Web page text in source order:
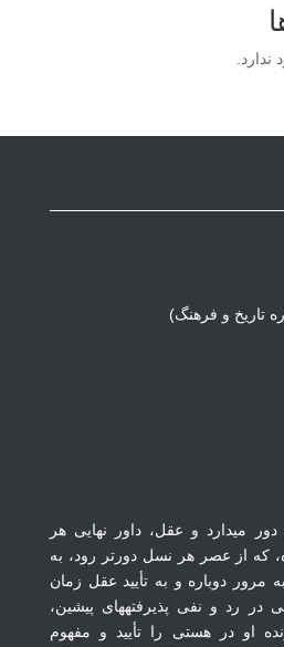
تاریخ و فرهنگ)
می‏دارد و عقل، داور نهایی هر
که‏ ا‏ز عصر هر نسل دورتر رود، به
مرور دوباره و به تأیید عقل زمان
رد و نفی پذیرفته‏های پیشین،
‏ا‏و در هستی را تأیید و مفهوم